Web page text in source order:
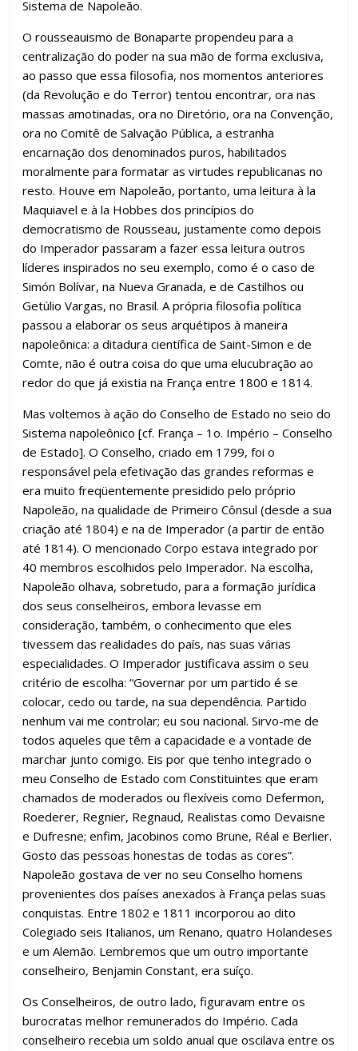
Sistema de Napoleão.
O rousseauismo de Bonaparte propendeu para a
centralização do poder na sua mão de forma exclusiva,
ao passo que essa filosofia, nos momentos anteriores
(da Revolução e do Terror) tentou encontrar, ora nas
massas amotinadas, ora no Diretório, ora na Convenção,
ora no Comitê de Salvação Pública, a estranha
encarnação dos denominados puros, habilitados
moralmente para formatar as virtudes republicanas no
resto. Houve em Napoleão, portanto, uma leitura à la
Maquiavel e à la Hobbes dos princípios do
democratismo de Rousseau, justamente como depois
do Imperador passaram a fazer essa leitura outros
líderes inspirados no seu exemplo, como é o caso de
Simón Bolívar, na Nueva Granada, e de Castilhos ou
Getúlio Vargas, no Brasil. A própria filosofia política
passou a elaborar os seus arquétipos à maneira
napoleônica: a ditadura científica de Saint-Simon e de
Comte, não é outra coisa do que uma elucubração ao
redor do que já existia na França entre 1800 e 1814.
Mas voltemos à ação do Conselho de Estado no seio do
Sistema napoleônico [cf. França – 1o. Império – Conselho
de Estado]. O Conselho, criado em 1799, foi o
responsável pela efetivação das grandes reformas e
era muito freqüentemente presidido pelo próprio
Napoleão, na qualidade de Primeiro Cônsul (desde a sua
criação até 1804) e na de Imperador (a partir de então
até 1814). O mencionado Corpo estava integrado por
40 membros escolhidos pelo Imperador. Na escolha,
Napoleão olhava, sobretudo, para a formação jurídica
dos seus conselheiros, embora levasse em
consideração, também, o conhecimento que eles
tivessem das realidades do país, nas suas várias
especialidades. O Imperador justificava assim o seu
critério de escolha: “Governar por um partido é se
colocar, cedo ou tarde, na sua dependência. Partido
nenhum vai me controlar; eu sou nacional. Sirvo-me de
todos aqueles que têm a capacidade e a vontade de
marchar junto comigo. Eis por que tenho integrado o
meu Conselho de Estado com Constituintes que eram
chamados de moderados ou flexíveis como Defermon,
Roederer, Regnier, Regnaud, Realistas como Devaisne
e Dufresne; enfim, Jacobinos como Brune, Réal e Berlier.
Gosto das pessoas honestas de todas as cores”.
Napoleão gostava de ver no seu Conselho homens
provenientes dos países anexados à França pelas suas
conquistas. Entre 1802 e 1811 incorporou ao dito
Colegiado seis Italianos, um Renano, quatro Holandeses
e um Alemão. Lembremos que um outro importante
conselheiro, Benjamin Constant, era suíço.
Os Conselheiros, de outro lado, figuravam entre os
burocratas melhor remunerados do Império. Cada
conselheiro recebia um soldo anual que oscilava entre os